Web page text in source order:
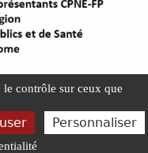
des cookies-Politique de
contrôle sur ceux que
Personnaliser